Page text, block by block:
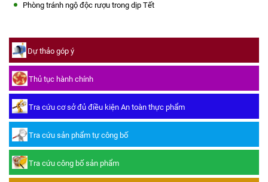
Phòng tránh ngộ độc rượu trong dịp Tết
Dự thảo góp ý
Thủ tục hành chính
Tra cứu cơ sở đủ điều kiện An toàn thực phẩm
Tra cứu sản phẩm tự công bố
Tra cứu công bố sản phẩm